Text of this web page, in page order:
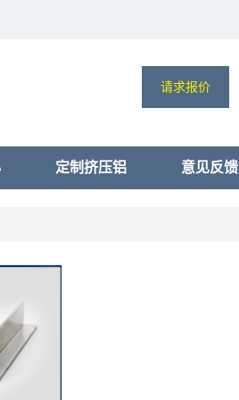
请求报价
定制挤压铝 意见反馈